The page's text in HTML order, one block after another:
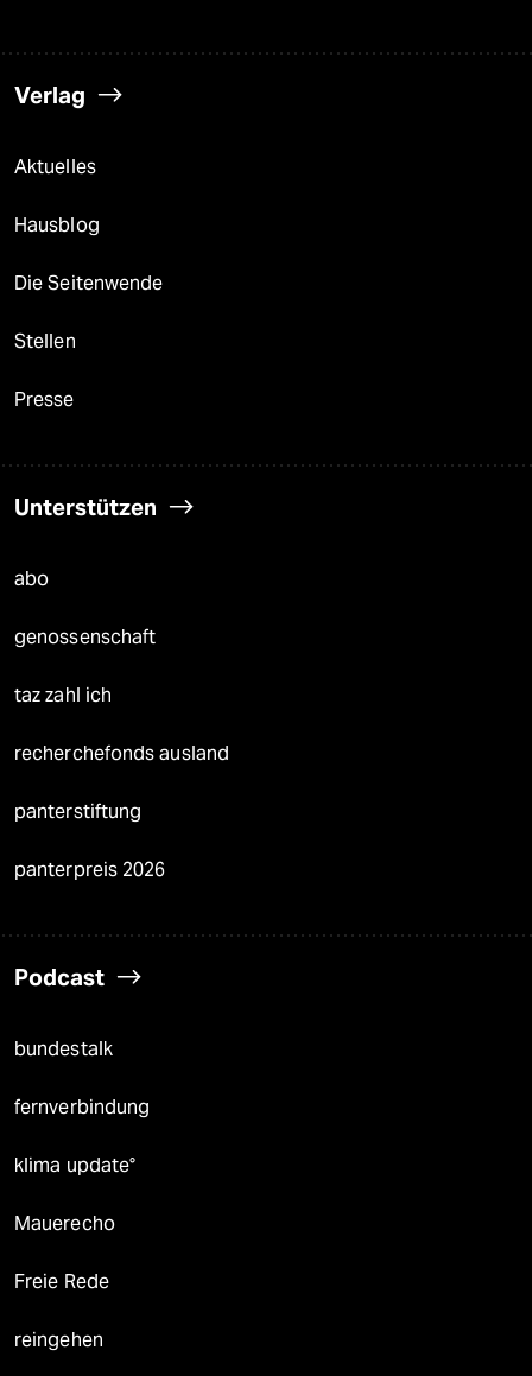
Verlag
Aktuelles
Hausblog
Die Seitenwende
Stellen
Presse
Unterstützen
abo
genossenschaft
taz zahl ich
recherchefonds ausland
panterstiftung
panterpreis 2026
Podcast
bundestalk
fernverbindung
klima update°
Mauerecho
Freie Rede
reingehen